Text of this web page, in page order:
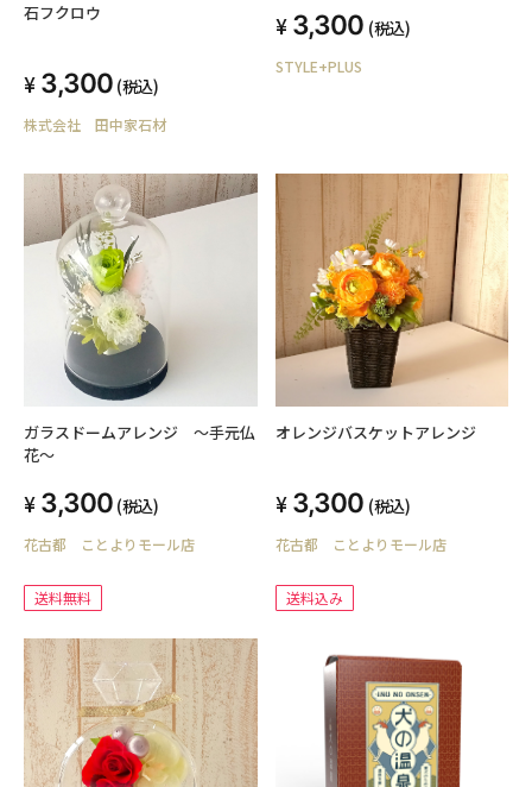
石フクロウ
3,300 (税込)
株式会社 田中家石材
3,300 (税込)
STYLE+PLUS
ガラスドームアレンジ ～手元仏
花～
3,300 (税込)
花古都 ことよりモール店
送料無料
オレンジバスケットアレンジ
3,300 (税込)
花古都 ことよりモール店
送料込み